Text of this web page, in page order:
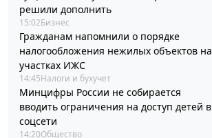
решили дополнить
15:02Бизнес
Гражданам напомнили о порядке
налогообложения нежилых объектов на
участках ИЖС
14:45Налоги и бухучет
Минцифры России не собирается
вводить ограничения на доступ детей в
соцсети
14:20Общество